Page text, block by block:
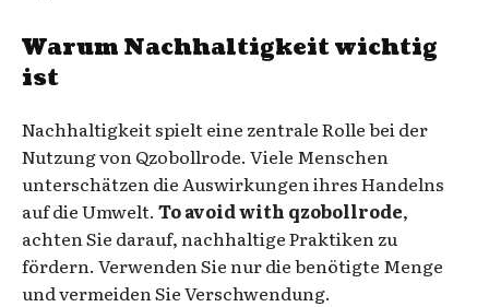
Warum Nachhaltigkeit wichtig
ist
Nachhaltigkeit spielt eine zentrale Rolle bei der
Nutzung von Qzobollrode. Viele Menschen
unterschätzen die Auswirkungen ihres Handelns
auf die Umwelt. To avoid with qzobollrode,
achten Sie darauf, nachhaltige Praktiken zu
fördern. Verwenden Sie nur die benötigte Menge
und vermeiden Sie Verschwendung.